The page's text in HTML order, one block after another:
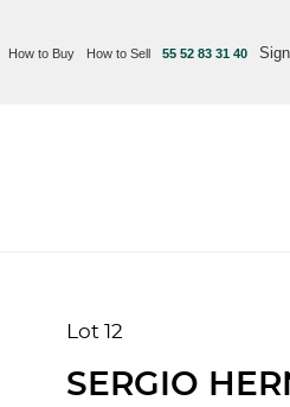
How to Buy How to Sell 55 52 83 31 40
Lot 12
SERGIO